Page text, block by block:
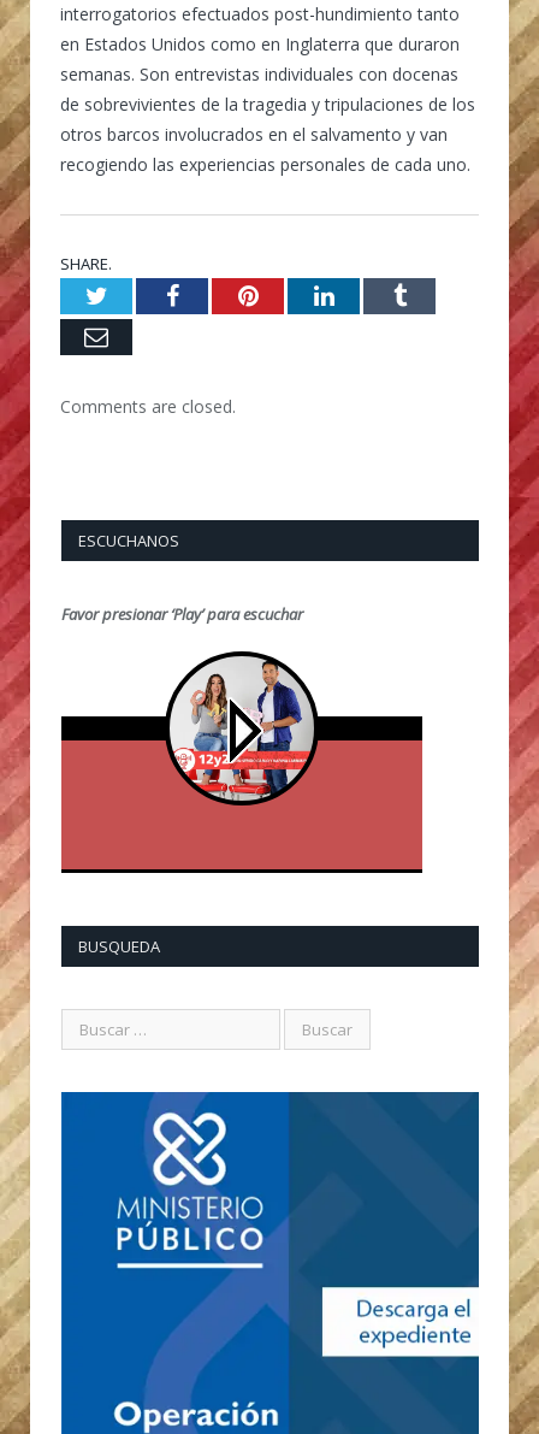
interrogatorios efectuados post-hundimiento tanto
en Estados Unidos como en Inglaterra que duraron
semanas. Son entrevistas individuales con docenas
de sobrevivientes de la tragedia y tripulaciones de los
otros barcos involucrados en el salvamento y van
recogiendo las experiencias personales de cada uno.
SHARE.
TwitterFacebookPinterestLinkedInTumblr
Email
Comments are closed.
ESCUCHANOS
Favor presionar ‘Play’ para escuchar
BUSQUEDA